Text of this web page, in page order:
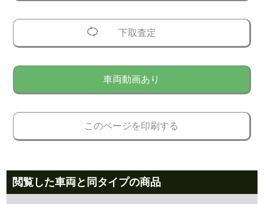
下取査定
車両動画あり
このページを印刷する
閲覧した車両と同タイプの商品